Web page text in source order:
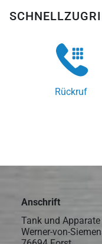
Rückruf
Anschrift
Tank und
Werner-von-